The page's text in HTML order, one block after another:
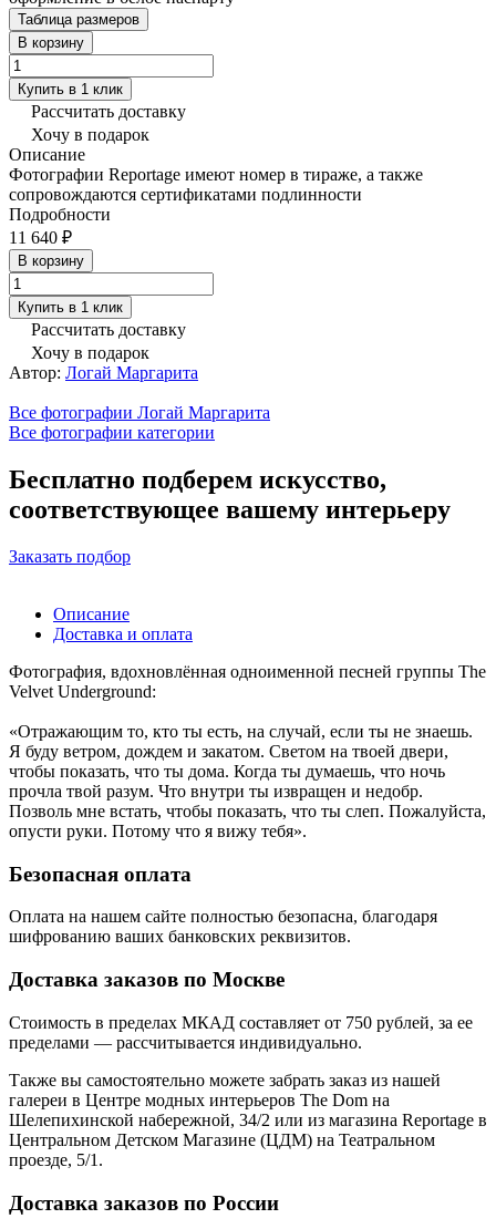
Таблица размеров
В корзину
Купить в 1 клик
Рассчитать доставку
Хочу в подарок
Описание
Фотографии Reportage имеют номер в тираже, а также
сопровождаются сертификатами подлинности
Подробности
11 640 ₽
В корзину
Купить в 1 клик
Рассчитать доставку
Хочу в подарок
Автор: Логай Маргарита
Все фотографии Логай Маргарита
Все фотографии категории
Бесплатно подберем искусство,
соответствующее вашему интерьеру
Заказать подбор
Описание
Доставка и оплата
Фотография, вдохновлённая одноименной песней группы The
Velvet Underground:
«Отражающим то, кто ты есть, на случай, если ты не знаешь.
Я буду ветром, дождем и закатом. Светом на твоей двери,
чтобы показать, что ты дома. Когда ты думаешь, что ночь
прочла твой разум. Что внутри ты извращен и недобр.
Позволь мне встать, чтобы показать, что ты слеп. Пожалуйста,
опусти руки. Потому что я вижу тебя».
Безопасная оплата
Оплата на нашем сайте полностью безопасна, благодаря
шифрованию ваших банковских реквизитов.
Доставка заказов по Москве
Стоимость в пределах МКАД составляет от 750 рублей, за ее
пределами — рассчитывается индивидуально.
Также вы самостоятельно можете забрать заказ из нашей
галереи в Центре модных интерьеров The Dom на
Шелепихинской набережной, 34/2 или из магазина Reportage в
Центральном Детском Магазине (ЦДМ) на Театральном
проезде, 5/1.
Доставка заказов по России